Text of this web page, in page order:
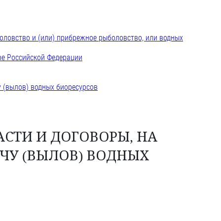
и (или) прибрежное рыболовство, или водных
Российской Федерации
водных биоресурсов
И ДОГОВОРЫ, НА
(ВЫЛОВ) ВОДНЫХ